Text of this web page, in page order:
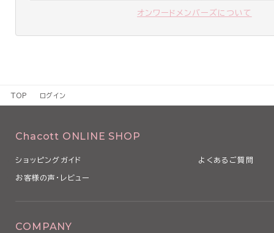
オンワードメンバーズについて
TOP ログイン
Chacott ONLINE SHOP
ショッピングガイド よくあるご質問
お客様の声・レビュー
COMPANY